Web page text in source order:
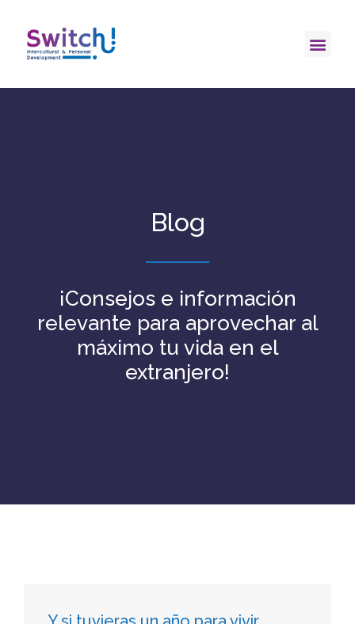
Blog
¡Consejos e información
relevante para aprovechar al
máximo tu vida en el
extranjero!